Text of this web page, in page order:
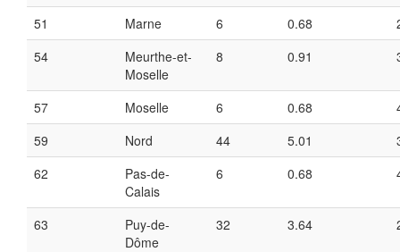
51 Marne 6 0.68
54
Meurthe-et-
Moselle
8 0.91
57 Moselle 6 0.68
59
Nord 44 5.01
62
Pas-de-
Calais
6 0.68
63
Puy-de-
Dôme
32 3.64